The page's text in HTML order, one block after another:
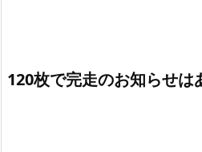
120枚で完走のお知らせは